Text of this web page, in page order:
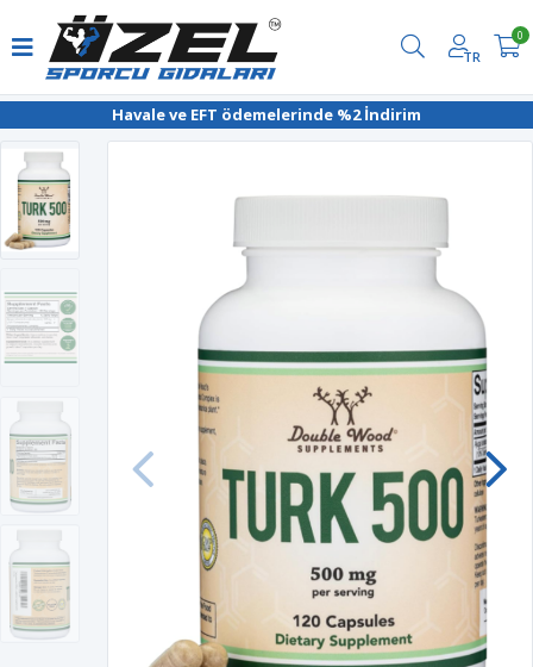
Havale ve EFT ödemelerinde %2 İndirim
TR
0